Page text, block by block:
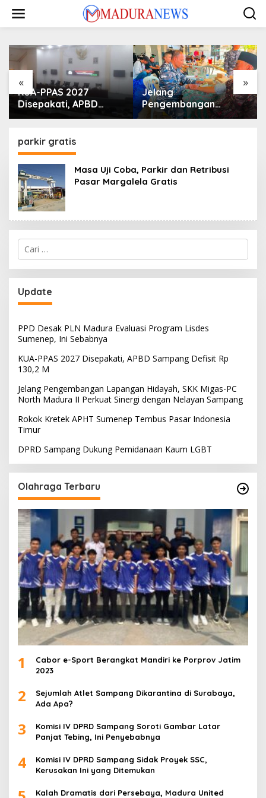
konten
« »
KUA-PPAS 2027
Disepakati, APBD
Sampang Defisit Rp
Jelang
Pengembangan
Lapangan Hidayah,
Nelayan Sampang
parkir gratis
Masa Uji Coba, Parkir dan Retribusi
Pasar Margalela Gratis
Cari
untuk:
Update
PPD Desak PLN Madura Evaluasi Program Lisdes
Sumenep, Ini Sebabnya
KUA-PPAS 2027 Disepakati, APBD Sampang Defisit Rp
130,2 M
Jelang Pengembangan Lapangan Hidayah, SKK Migas-PC
North Madura II Perkuat Sinergi dengan Nelayan Sampang
Rokok Kretek APHT Sumenep Tembus Pasar Indonesia
Timur
DPRD Sampang Dukung Pemidanaan Kaum LGBT
Olahraga Terbaru
1
Cabor e-Sport Berangkat Mandiri ke Porprov Jatim
2023
2
Sejumlah Atlet Sampang Dikarantina di Surabaya,
Ada Apa?
3
Komisi IV DPRD Sampang Soroti Gambar Latar
Panjat Tebing, Ini Penyebabnya
4
Komisi IV DPRD Sampang Sidak Proyek SSC,
Kerusakan Ini yang Ditemukan
Kalah Dramatis dari Persebaya, Madura United